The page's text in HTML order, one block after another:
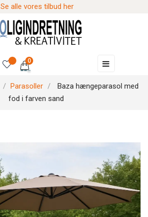
Se alle vores tilbud her
0
Skift
☰
Parasoller
Baza hængeparasol med
fod i farven sand